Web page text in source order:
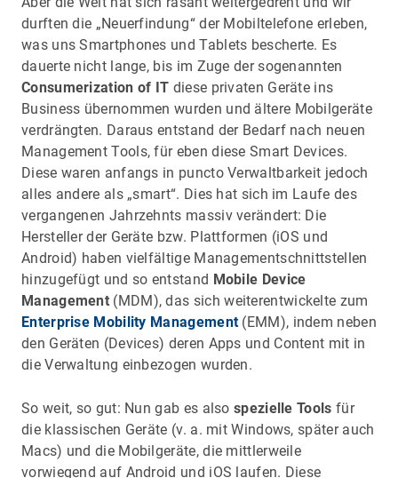
durften die „Neuerfindung“ der Mobiltelefone erleben,
was uns Smartphones und Tablets bescherte. Es
dauerte nicht lange, bis im Zuge der sogenannten
Consumerization of IT diese privaten Geräte ins
Business übernommen wurden und ältere Mobilgeräte
verdrängten. Daraus entstand der Bedarf nach neuen
Management Tools, für eben diese Smart Devices.
Diese waren anfangs in puncto Verwaltbarkeit jedoch
alles andere als „smart“. Dies hat sich im Laufe des
vergangenen Jahrzehnts massiv verändert: Die
Hersteller der Geräte bzw. Plattformen (iOS und
Android) haben vielfältige Managementschnittstellen
hinzugefügt und so entstand Mobile Device
Management (MDM), das sich weiterentwickelte zum
Enterprise Mobility Management(EMM), indem neben
den Geräten (Devices) deren Apps und Content mit in
die Verwaltung einbezogen wurden.
So weit, so gut: Nun gab es alsospezielle Tools für
die klassischen Geräte (v. a. mit Windows, später auch
Macs) und die Mobilgeräte, die mittlerweile
vorwiegend auf Android und iOS laufen. Diese